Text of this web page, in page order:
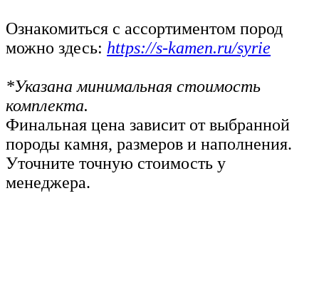
Ознакомиться с ассортиментом пород
можно здесь: https://s-kamen.ru/syrie
*Указана минимальная стоимость
комплекта.
Финальная цена зависит от выбранной
породы камня, размеров и наполнения.
Уточните точную стоимость у
менеджера.